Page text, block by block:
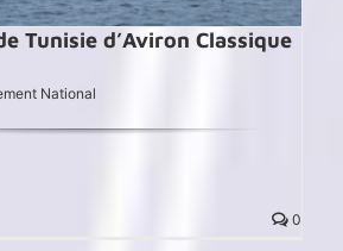
Tunisie d’Aviron Classique
National
0